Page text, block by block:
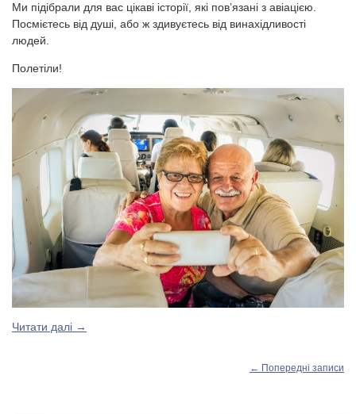
Ми підібрали для вас цікаві історії, які пов’язані з авіацією.
Посмієтесь від душі, або ж здивуєтесь від винахідливості
людей.
Полетіли!
Читати далі →
← Попередні записи